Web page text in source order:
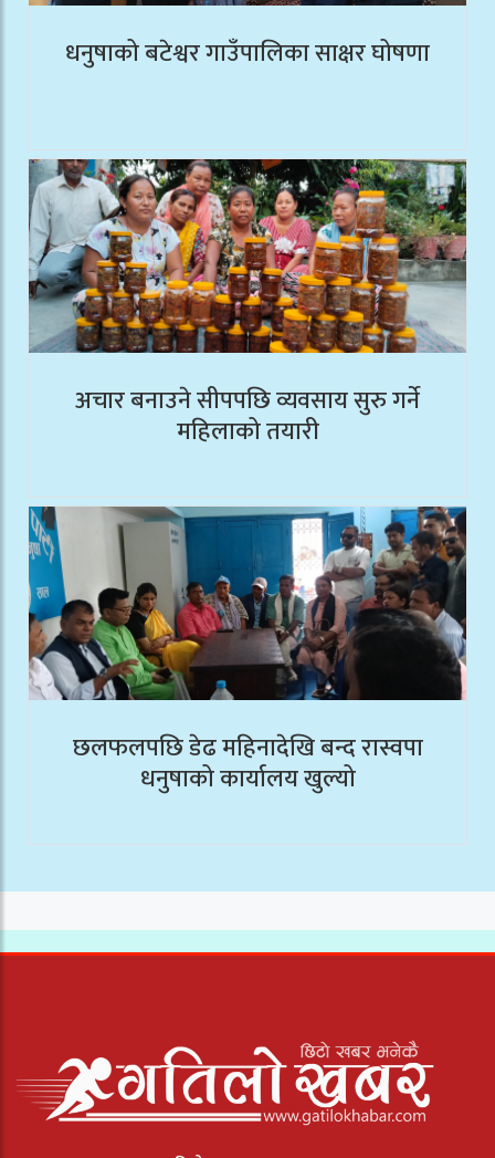
धनुषाको बटेश्वर गाउँपालिका साक्षर घोषणा
अचार बनाउने सीपपछि व्यवसाय सुरु गर्ने
महिलाको तयारी
छलफलपछि डेढ महिनादेखि बन्द रास्वपा
धनुषाको कार्यालय खुल्यो